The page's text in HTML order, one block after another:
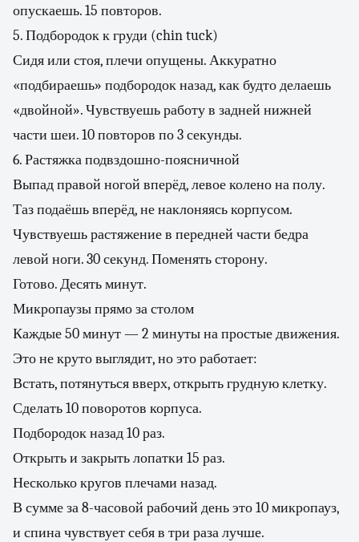
опускаешь. 15 повторов.
5. Подбородок к груди (chin tuck)
Сидя или стоя, плечи опущены. Аккуратно
«подбираешь» подбородок назад, как будто делаешь
«двойной». Чувствуешь работу в задней нижней
части шеи. 10 повторов по 3 секунды.
6. Растяжка подвздошно-поясничной
Выпад правой ногой вперёд, левое колено на полу.
Таз подаёшь вперёд, не наклоняясь корпусом.
Чувствуешь растяжение в передней части бедра
левой ноги. 30 секунд. Поменять сторону.
Готово. Десять минут.
Микропаузы прямо за столом
Каждые 50 минут — 2 минуты на простые движения.
Это не круто выглядит, но это работает:
Встать, потянуться вверх, открыть грудную клетку.
Сделать 10 поворотов корпуса.
Подбородок назад 10 раз.
Открыть и закрыть лопатки 15 раз.
Несколько кругов плечами назад.
В сумме за 8-часовой рабочий день это 10 микропауз,
и спина чувствует себя в три раза лучше.